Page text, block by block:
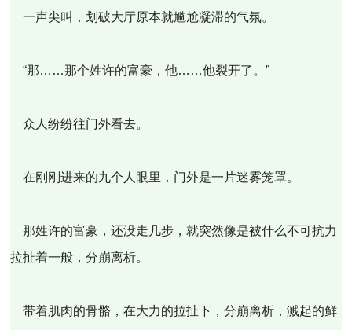
一声尖叫，划破大厅原本就尴尬凝滞的气氛。
“那……那个姓许的富豪，他……他裂开了。”
众人纷纷往门外看去。
在刚刚进来的九个人眼里，门外是一片迷雾笼罩。
那姓许的富豪，还没走几步，就突然像是被什么不可抗力
拉扯着一般，分崩离析。
带着肌肉的骨骼，在大力的拉扯下，分崩离析，溅起的鲜